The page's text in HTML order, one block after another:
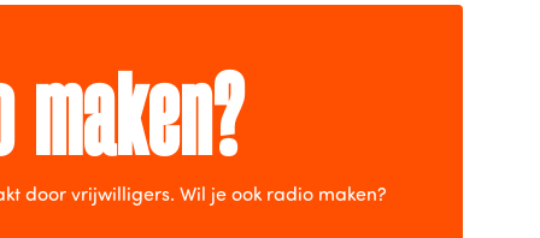
door vrijwilligers. Wil je ook radio maken?